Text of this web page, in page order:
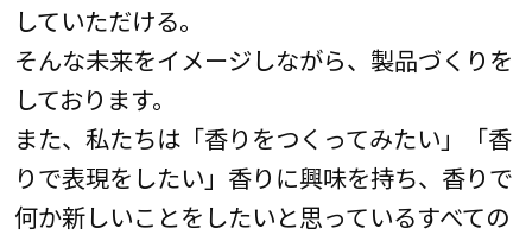
していただける。
そんな未来をイメージしながら、製品づくりを
しております。
また、私たちは「香りをつくってみたい」「香
りで表現をしたい」香りに興味を持ち、香りで
何か新しいことをしたいと思っているすべての